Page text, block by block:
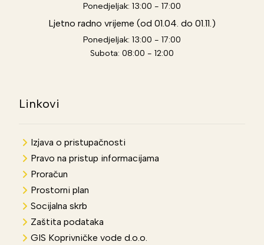
Ponedjeljak: 13:00 - 17:00
Ljetno radno vrijeme (od 01.04. do 01.11.)
Ponedjeljak: 13:00 - 17:00
Subota: 08:00 - 12:00
Linkovi
Izjava o pristupačnosti
Pravo na pristup informacijama
Proračun
Prostorni plan
Socijalna skrb
Zaštita podataka
GIS Koprivničke vode d.o.o.